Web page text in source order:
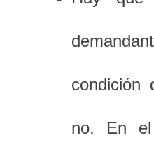
condición
no. En